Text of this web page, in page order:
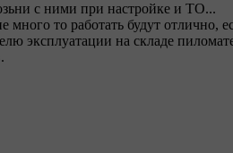
с ними при настройке и ТО...
то работать будут отлично,
эксплуатации на складе